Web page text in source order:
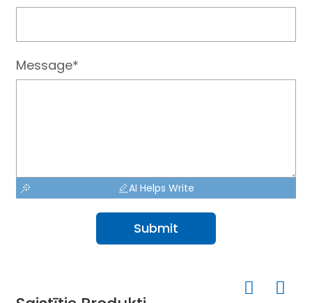
Message*
AI Helps Write
Submit